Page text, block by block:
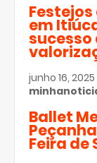
em
sucesso
junho 16, 2025
Ballet
Feira de